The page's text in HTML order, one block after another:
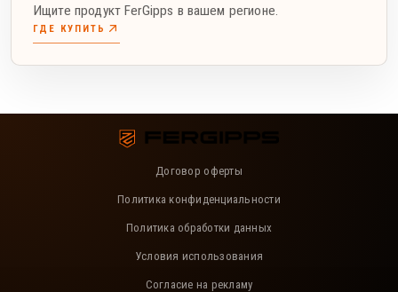
Ищите продукт FerGipps в вашем регионе.
ГДЕ КУПИТЬ
Договор оферты
Политика конфиденциальности
Политика обработки данных
Условия использования
Согласие на рекламу